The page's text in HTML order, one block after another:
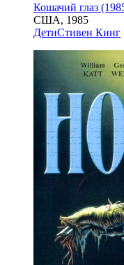
Кошачий глаз
США, 1985
ДетиСтивен Кинг